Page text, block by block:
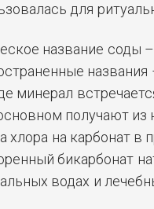
для
название соды
названия
минерал
получают из
хлора на карбонат в
бикарбонат
водах и